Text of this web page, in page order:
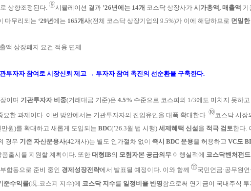
상향조정된다. ➈시뮬레 이션 결과 ’26년에는 14개 코스닥 상장사가 시가총액, 매출액 기
마무리 되는 ‘29년 에는 165개사(전체 코스닥 상장기업의 9.5%)가 이에 해당하므로 면밀한
액 상장폐지 요건 적용 면제
투자자 참여로 시장신뢰 제고 → 투자자 참여 촉진의 선순환을 구축한다.
이며 기관투자자 비중(거래대금 기준)은 4.5% 수준으로 코스피의 1/3에도 미치지 못하고
요한과제 이다. 이번 방안에서는 기관투자자의 진입유인을 대폭 확대 한다. ➉코스닥 시장
만원)를 확대하고 새롭게 도입되는 BDC(’26.3월 법 시행) 세제 혜 택 신설을 적극 검토한다.
경우 기존 자산운용사(42개사)는 별도 인가절차 없이 즉시 BDC 운용을 허용하고 VC도
품출시를 지원할 계획이다. 또한 대형IB의 모험자본 공급의무이행실적에 코스닥벤처펀드
합동으로 준비 중인 경제성장전략에서 발표될 예정이다. 이와 함께 ⑪국민 연금·공무원
준수익률(現:코 스피 지수)에 코스닥 지수를 일정비율 반영함으로써 연 기금이 국내 주식 투